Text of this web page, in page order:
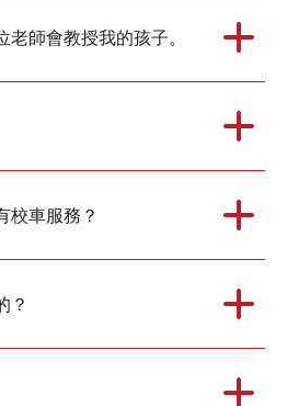
師會教授我的孩子。
校車服務？
？